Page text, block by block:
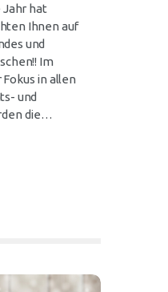
Jahr hat
Ihnen auf
und
Im
in allen
und
die…